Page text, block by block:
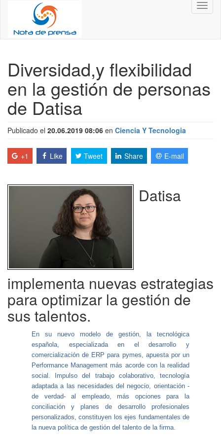
Diversidad,y flexibilidad
en la gestión de personas
de Datisa
Publicado el 20.06.2019 08:06 en Ciencia Y Tecnologia
+1 Like Tweet Share E-mail
Datisa
implementa nuevas estrategias
para optimizar la gestión de
sus talentos.
En su nuevo modelo de gestión, la tecnológica
española, especializada en el desarrollo y
comercialización de ERP para pymes, apuesta por un
Performance Management más acorde con la realidad
social. Impulso del trabajo colaborativo, tecnología
adaptada a las necesidades del negocio, orientación -
de verdad- al empleado, más opciones para la
conciliación y planes de desarrollo profesionales
personalizados, constituyen los ejes fundamentales de
la nueva política de gestión del talento de la firma.